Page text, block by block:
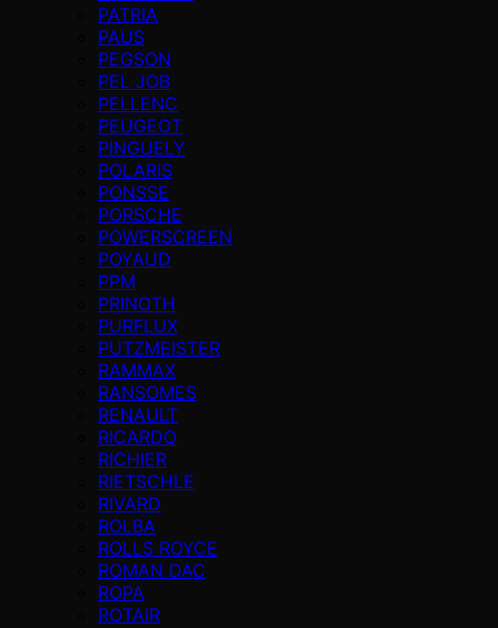
PATRIA
PAUS
PEGSON
PEL JOB
PELLENC
PEUGEOT
PINGUELY
POLARIS
PONSSE
PORSCHE
POWERSCREEN
POYAUD
PPM
PRINOTH
PURFLUX
PUTZMEISTER
RAMMAX
RANSOMES
RENAULT
RICARDO
RICHIER
RIETSCHLE
RIVARD
ROLBA
ROLLS ROYCE
ROMAN DAC
ROPA
ROTAIR